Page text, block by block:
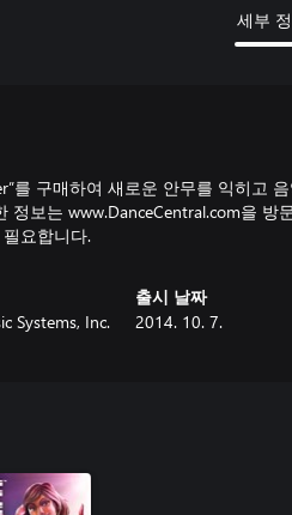
세부
를 구매하여 새로운 안무를 익히고
보는 www.DanceCentral.com을 방
요합니다.
Systems, Inc.
출시 날짜
2014. 10. 7.